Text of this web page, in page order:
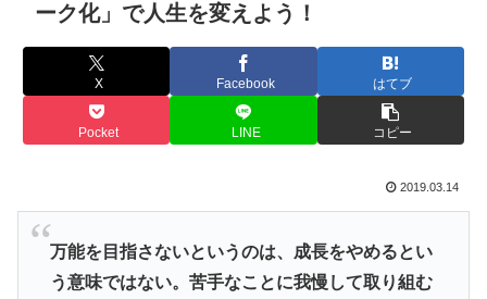
ーク化」で人生を変えよう！
X Facebook はてブ
Pocket LINE コピー
2019.03.14
万能を目指さないというのは、成長をやめるとい
う意味ではない。苦手なことに我慢して取り組む